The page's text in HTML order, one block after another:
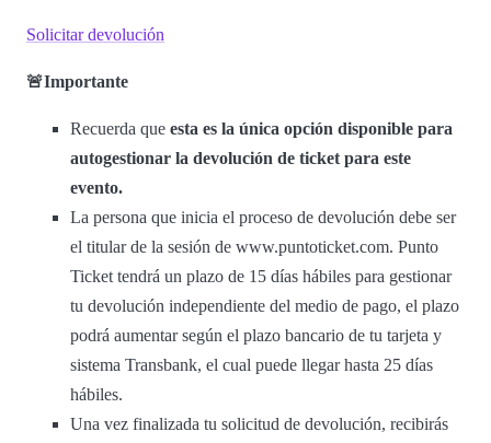
Solicitar devolución
🚨Importante
Recuerda que esta es la única opción disponible para
autogestionar la devolución de ticket para este
evento.
La persona que inicia el proceso de devolución debe ser
el titular de la sesión de www.puntoticket.com. Punto
Ticket tendrá un plazo de 15 días hábiles para gestionar
tu devolución independiente del medio de pago, el plazo
podrá aumentar según el plazo bancario de tu tarjeta y
sistema Transbank, el cual puede llegar hasta 25 días
hábiles.
Una vez finalizada tu solicitud de devolución, recibirás